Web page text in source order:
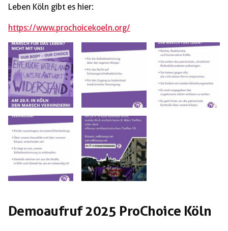
Leben Köln gibt es hier:
https://www.prochoicekoeln.org/
Demoaufruf 2025 ProChoice Köln